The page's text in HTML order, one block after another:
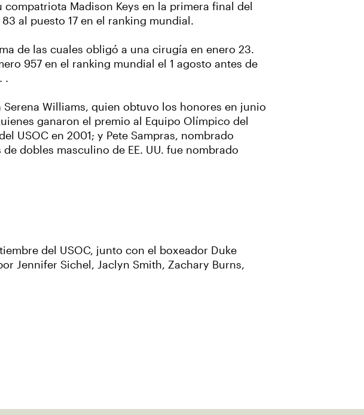
Madison Keys en la primera final del
al puesto 17 en el ranking mundial.
de las cuales obligó a una cirugía en enero 23.
957 en el ranking mundial el 1 agosto antes de
.
Williams, quien obtuvo los honores en junio
ganaron el premio al Equipo Olímpico del
USOC en 2001; y Pete Sampras, nombrado
dobles masculino de EE. UU. fue nombrado
del USOC, junto con el boxeador Duke
Jennifer Sichel, Jaclyn Smith, Zachary Burns,